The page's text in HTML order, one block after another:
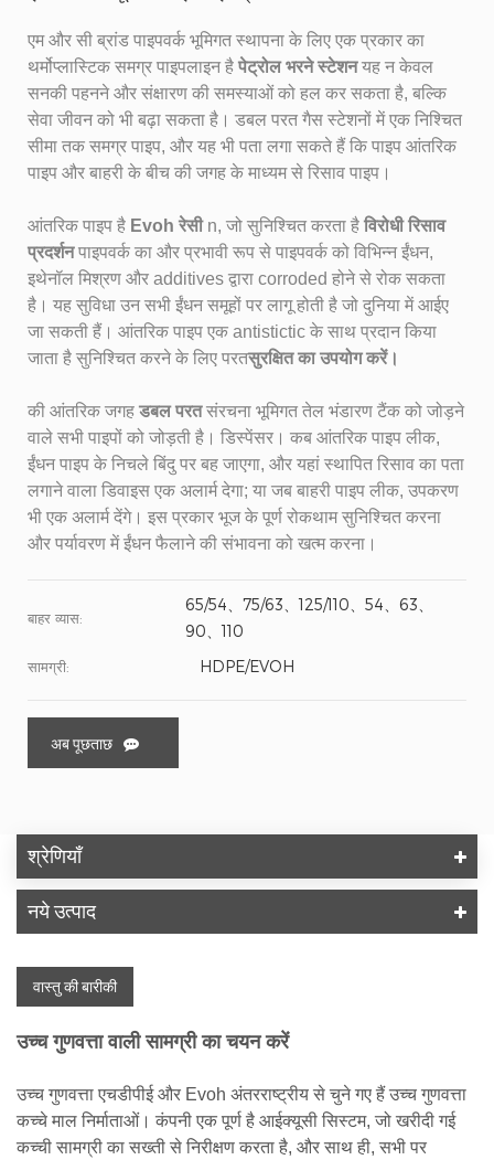
एम और सी ब्रांड पाइपवर्क भूमिगत स्थापना के लिए एक प्रकार का
थर्मोप्लास्टिक समग्र पाइपलाइन है पेट्रोल भरने स्टेशनयह न केवल
सनकी पहनने और संक्षारण की समस्याओं को हल कर सकता है, बल्कि
सेवा जीवन को भी बढ़ा सकता है। डबल परत गैस स्टेशनों में एक निश्चित
सीमा तक समग्र पाइप, और यह भी पता लगा सकते हैं कि पाइप आंतरिक
पाइप और बाहरी के बीच की जगह के माध्यम से रिसाव पाइप।
आंतरिक पाइप है Evoh रेसी n, जो सुनिश्चित करता है विरोधी रिसाव
प्रदर्शनपाइपवर्क का और प्रभावी रूप से पाइपवर्क को विभिन्न ईंधन,
इथेनॉल मिश्रण और additives द्वारा corroded होने से रोक सकता
है। यह सुविधा उन सभी ईंधन समूहों पर लागू होती है जो दुनिया में आईए
जा सकती हैं। आंतरिक पाइप एक antistictic के साथ प्रदान किया
जाता है सुनिश्चित करने के लिए परतसुरक्षित का उपयोग करें।
की आंतरिक जगह डबल परतसंरचना भूमिगत तेल भंडारण टैंक को जोड़ने
वाले सभी पाइपों को जोड़ती है। डिस्पेंसर। कब आंतरिक पाइप लीक,
ईंधन पाइप के निचले बिंदु पर बह जाएगा, और यहां स्थापित रिसाव का पता
लगाने वाला डिवाइस एक अलार्म देगा; या जब बाहरी पाइप लीक, उपकरण
भी एक अलार्म देंगे। इस प्रकार भूज के पूर्ण रोकथाम सुनिश्चित करना
और पर्यावरण में ईंधन फैलाने की संभावना को खत्म करना।
बाहर व्यास:
65/54、75/63、125/110、54、63、
90、110
सामग्री: HDPE/EVOH
अब पूछताछ
श्रेणियाँ
नये उत्पाद
वास्तु की बारीकी
उच्च गुणवत्ता वाली सामग्री का चयन करें
उच्च गुणवत्ता एचडीपीई और Evoh अंतरराष्ट्रीय से चुने गए हैं उच्च गुणवत्ता
कच्चे माल निर्माताओं। कंपनी एक पूर्ण है आईक्यूसी सिस्टम, जो खरीदी गई
कच्ची सामग्री का सख्ती से निरीक्षण करता है, और साथ ही, सभी पर